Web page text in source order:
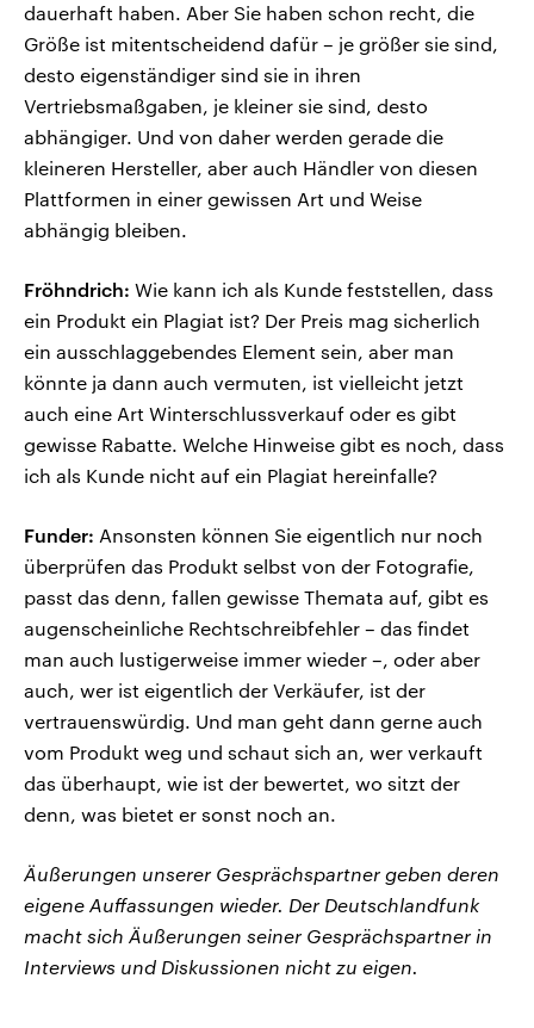
dauerhaft haben. Aber Sie haben schon recht, die
Größe ist mitentscheidend dafür – je größer sie sind,
desto eigenständiger sind sie in ihren
Vertriebsmaßgaben, je kleiner sie sind, desto
abhängiger. Und von daher werden gerade die
kleineren Hersteller, aber auch Händler von diesen
Plattformen in einer gewissen Art und Weise
abhängig bleiben.
Fröhndrich: Wie kann ich als Kunde feststellen, dass
ein Produkt ein Plagiat ist? Der Preis mag sicherlich
ein ausschlaggebendes Element sein, aber man
könnte ja dann auch vermuten, ist vielleicht jetzt
auch eine Art Winterschlussverkauf oder es gibt
gewisse Rabatte. Welche Hinweise gibt es noch, dass
ich als Kunde nicht auf ein Plagiat hereinfalle?
Funder: Ansonsten können Sie eigentlich nur noch
überprüfen das Produkt selbst von der Fotografie,
passt das denn, fallen gewisse Themata auf, gibt es
augenscheinliche Rechtschreibfehler – das findet
man auch lustigerweise immer wieder –, oder aber
auch, wer ist eigentlich der Verkäufer, ist der
vertrauenswürdig. Und man geht dann gerne auch
vom Produkt weg und schaut sich an, wer verkauft
das überhaupt, wie ist der bewertet, wo sitzt der
denn, was bietet er sonst noch an.
Äußerungen unserer Gesprächspartner geben deren
eigene Auffassungen wieder. Der Deutschlandfunk
macht sich Äußerungen seiner Gesprächspartner in
Interviews und Diskussionen nicht zu eigen.